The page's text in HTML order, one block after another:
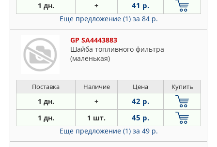
1 дн. + 41 р.
Еще предложение (1) за 84 р.
GP SA4443883
Шайба топливного фильтра
(маленькая)
Поставка Наличие Цена Купить
1 дн. + 42 р.
1 дн. 1 шт. 45 р.
Еще предложение (1) за 49 р.